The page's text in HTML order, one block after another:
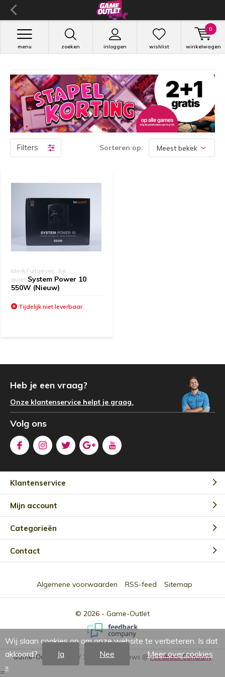
zoeken inloggen
menu wishlist winkelwagen
0
Filters Sorteren op:
Merk / uitgever : be
quiet!System Power 10
550W (Nieuw)
Tijdelijk niet leverbaar
Heb je een vraag?
Onze klantenservice helpt je graag.
Volg ons
Klantenservice
Mijn account
Categorieën
Contact
© 2026 - Game-Outlet
Algemene voorwaarden RSS-feed Sitemap
Game-Outlet NL / 10 2301Reviews @Feedback Company
Wij slaan cookies op om onze website te verbeteren. Is dat
akkoord?
Ja Nee
Meer over cookies
»
=